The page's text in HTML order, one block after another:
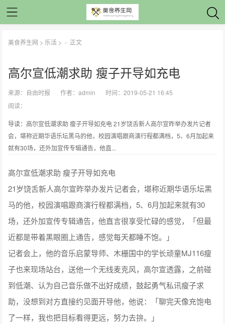
美食养生网 > 乐活 > - 正文
高尔宣低潮求助 瘦子开导如充电
来源： 自由时报 作者：admin
时间：2019-05-21 16:45
阅读：
导读：高尔宣低潮求助 瘦子开导如充电 21岁饶舌新人高尔宣昨举办发片记者
会，堪称近期华语乐坛黑马的他，校园演唱跟商演行程都满档，5、6月加起来
就有30场，还外加宣传专辑通告，他直...
高尔宣低潮求助 瘦子开导如充电
21岁饶舌新人高尔宣昨举办发片记者会，堪称近期华语乐坛黑
马的他，校园演唱跟商演行程都满档，5、6月加起来就有30
场，还外加宣传专辑通告，他直言很享受忙碌的感觉，「但最
近都是带着黑眼圈上通告，感觉每天都睡不饱。」
记者会上，他的音乐启蒙导师、木栅国中的学长顽童MJ116瘦
子也来现场站台，送他一个无线麦克风，高尔宣透露，之前碰
到低潮、认为自己音乐做不出好成绩，鼓起勇气私讯瘦子求
助，没想到对方直接约见面开导他，他说：「聊完天像充饱电
了一样，我也把目标看得更远，努力去拚。」